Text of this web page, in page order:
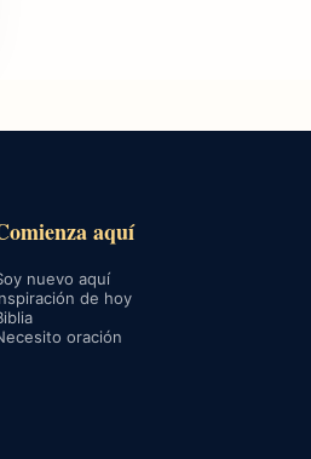
aquí
nuevo aquí
de hoy
oración